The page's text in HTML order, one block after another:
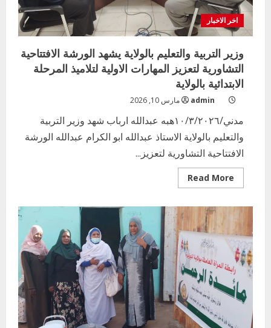
اخر الاخبار
وزير التربية والتعليم بالولاية يشهد الورشة الافتتاحية
التشاورية لتعزيز المهارات الاولية لتلاميذ المرحلة
الابتدائية بالولاية
admin مارس 10, 2026
مدني/١٠/٣/٢٠٢٦هبه عبدالله ارباب شهد وزير التربية
والتعليم بالولاية الاستاذ عبدالله ابو الكرام عبدالله الورشة
الافتتاحية التشاورية لتعزيز...
Read More
more
التربية
والتعليم
بالولاية
يشهد
الورشة
الافتتاحية
التشاورية
لتعزيز
المهارات
الاولية
لتلاميذ
المرحلة
الابتدائية
بالولاية